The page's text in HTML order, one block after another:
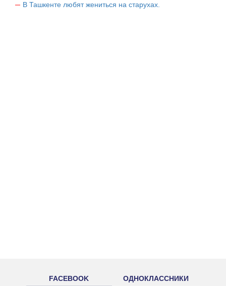
В Ташкенте любят жениться на старухах.
FACEBOOK ОДНОКЛАССНИКИ